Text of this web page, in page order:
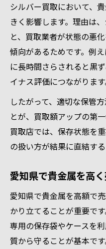
シルバー買取において、
きく影響します。理由は
と、買取業者が状態の悪
傾向があるためです。例
に長時間さらされると黒
イナス評価につながります
したがって、適切な保管
とが、買取額アップの第
買取店では、保存状態を
の扱い方が結果に直結す
愛知県で貴金属を高
愛知県で貴金属を高額で
かり立てることが重要で
専用の保存袋やケースを
質から守ることが基本で